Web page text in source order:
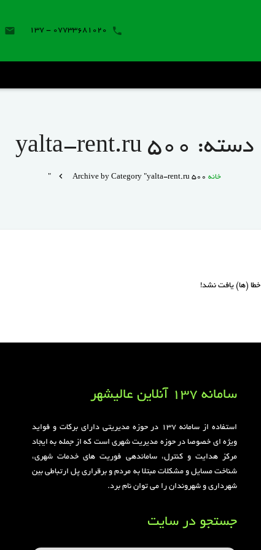
07733681020 - 137
دسته: yalta-rent.ru 500
خانه Archive by Category "yalta-rent.ru 500"
خطا (ها) یافت نشد!
سامانه 137 آنلاین عالیشهر
استفاده از سامانه ۱۳۷ در حوزه مدیریتی دارای برکات و فواید
ویژه ای خصوصا در حوزه مدیریت شهری است که از جمله به ایجاد
مرکز هدایت و کنترل، ساماندهی فوریت های خدمات شهری،
شناخت مسایل و مشکلات مبتلا به مردم و برقراری پل ارتباطی بین
شهرداری و شهروندان را می توان نام برد.
جستجو در سایت